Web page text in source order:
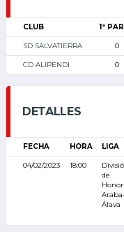
CLUB 1ª
SD SALVATIERRA 0
CD ALIPENDI 0
DETALLES
FECHA HORA LIGA
04/02/2023 18:00
de
Honor
Álava